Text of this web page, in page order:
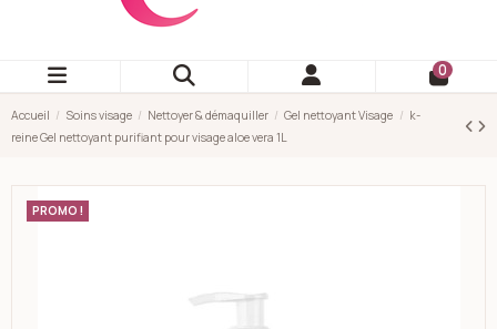
0
Accueil Soins visage Nettoyer & démaquiller Gel nettoyant Visage
k-
reine Gel nettoyant purifiant pour visage aloe vera 1L
PROMO !